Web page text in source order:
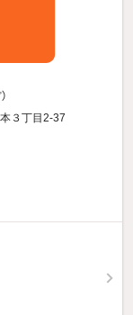
）
３丁目2-37